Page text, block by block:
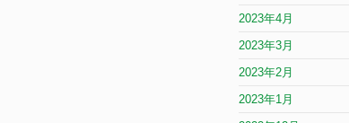
2023年4月
2023年3月
2023年2月
2023年1月